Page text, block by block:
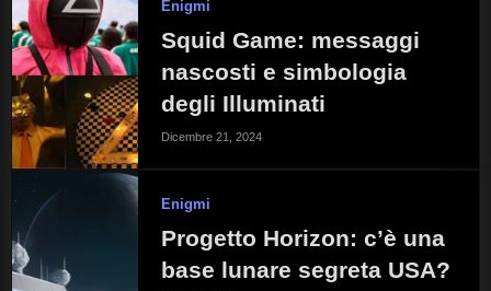
Enigmi
Squid Game: messaggi
nascosti e simbologia
degli Illuminati
Dicembre 21, 2024
Enigmi
Progetto Horizon: c’è una
base lunare segreta USA?